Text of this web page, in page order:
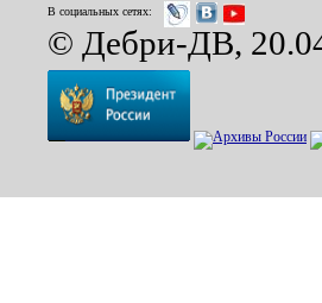
В социальных сетях:
© Дебри-ДВ,